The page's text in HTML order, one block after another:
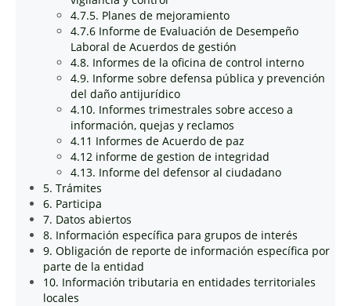
4.7.5. Planes de mejoramiento
4.7.6 Informe de Evaluación de Desempeño
Laboral de Acuerdos de gestión
4.8. Informes de la oficina de control interno
4.9. Informe sobre defensa pública y prevención
del daño antijurídico
4.10. Informes trimestrales sobre acceso a
información, quejas y reclamos
4.11 Informes de Acuerdo de paz
4.12 informe de gestion de integridad
4.13. Informe del defensor al ciudadano
5. Trámites
6. Participa
7. Datos abiertos
8. Información específica para grupos de interés
9. Obligación de reporte de información específica por
parte de la entidad
10. Información tributaria en entidades territoriales
locales